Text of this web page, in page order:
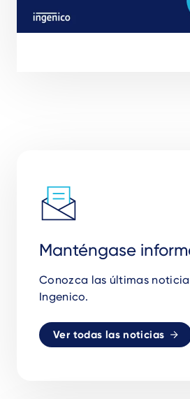
Manténgase
Conozca las últimas
Ingenico.
Ver todas las noticias